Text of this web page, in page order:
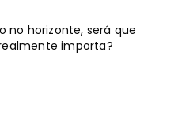
no horizonte, será que
importa?